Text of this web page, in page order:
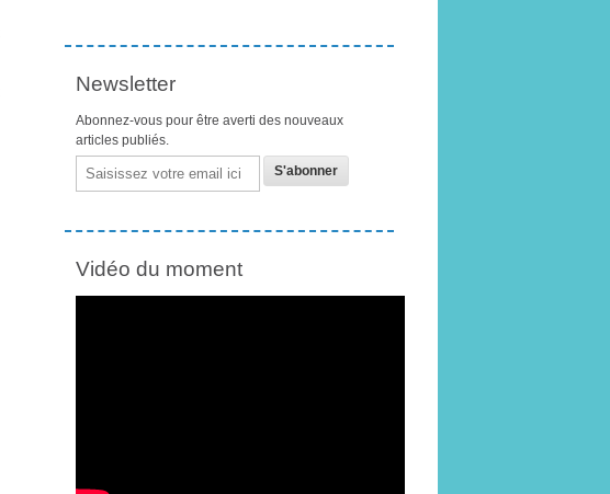
Newsletter
Abonnez-vous pour être averti des nouveaux
articles publiés.
Email
Vidéo du moment